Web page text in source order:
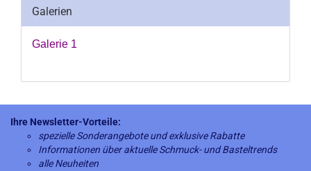
Galerien
Galerie 1
Ihre Newsletter-Vorteile:
spezielle Sonderangebote und exklusive Rabatte
Informationen über aktuelle Schmuck- und Basteltrends
alle Neuheiten